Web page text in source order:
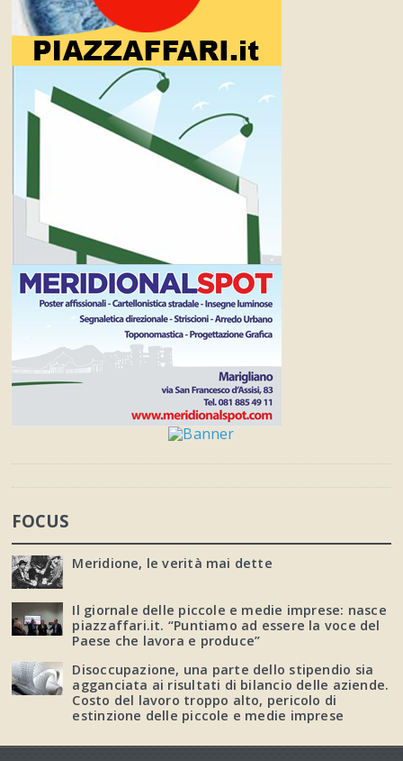
FOCUS
Meridione, le verità mai dette
Il giornale delle piccole e medie imprese: nasce
piazzaffari.it. “Puntiamo ad essere la voce del
Paese che lavora e produce”
Disoccupazione, una parte dello stipendio sia
agganciata ai risultati di bilancio delle aziende.
Costo del lavoro troppo alto, pericolo di
estinzione delle piccole e medie imprese